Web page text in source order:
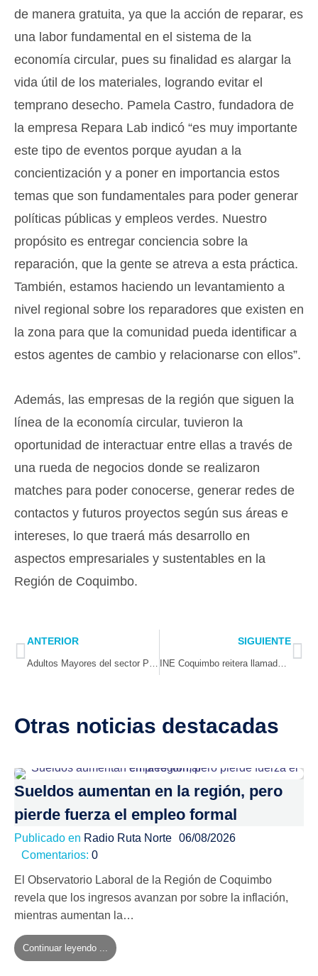
de manera gratuita, ya que la acción de reparar, es
una labor fundamental en el sistema de la
economía circular, pues su finalidad es alargar la
vida útil de los materiales, logrando evitar el
temprano desecho. Pamela Castro, fundadora de
la empresa Repara Lab indicó “es muy importante
este tipo de eventos porque ayudan a la
concientización y a poner en importancia estos
temas que son fundamentales para poder generar
políticas públicas y empleos verdes. Nuestro
propósito es entregar conciencia sobre la
reparación, que la gente se atreva a esta práctica.
También, estamos haciendo un levantamiento a
nivel regional sobre los reparadores que existen en
la zona para que la comunidad pueda identificar a
estos agentes de cambio y relacionarse con ellos”.
Además, las empresas de la región que siguen la
línea de la economía circular, tuvieron la
oportunidad de interactuar entre ellas a través de
una rueda de negocios donde se realizaron
matches para poder conocerse, generar redes de
contactos y futuros proyectos según sus áreas e
intereses, lo que traerá más desarrollo en
aspectos empresariales y sustentables en la
Región de Coquimbo.
Prev
ANTERIOR SIGUIENTE
INE Coquimbo reitera llamado a postular al cargo de censista
Otras noticias destacadas
Sueldos aumentan en la región, pero
pierde fuerza el empleo formal
Publicado en Radio Ruta Norte 06/08/2026
Comentarios: 0
El Observatorio Laboral de la Región de Coquimbo
revela que los ingresos avanzan por sobre la inflación,
mientras aumentan la…
Continuar leyendo ...